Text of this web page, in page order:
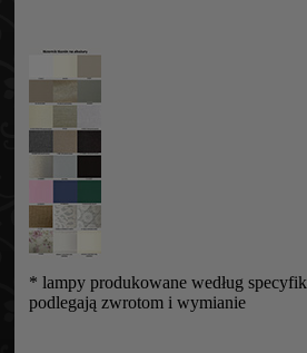
* lampy produkowane według
podlegają zwrotom i wymianie